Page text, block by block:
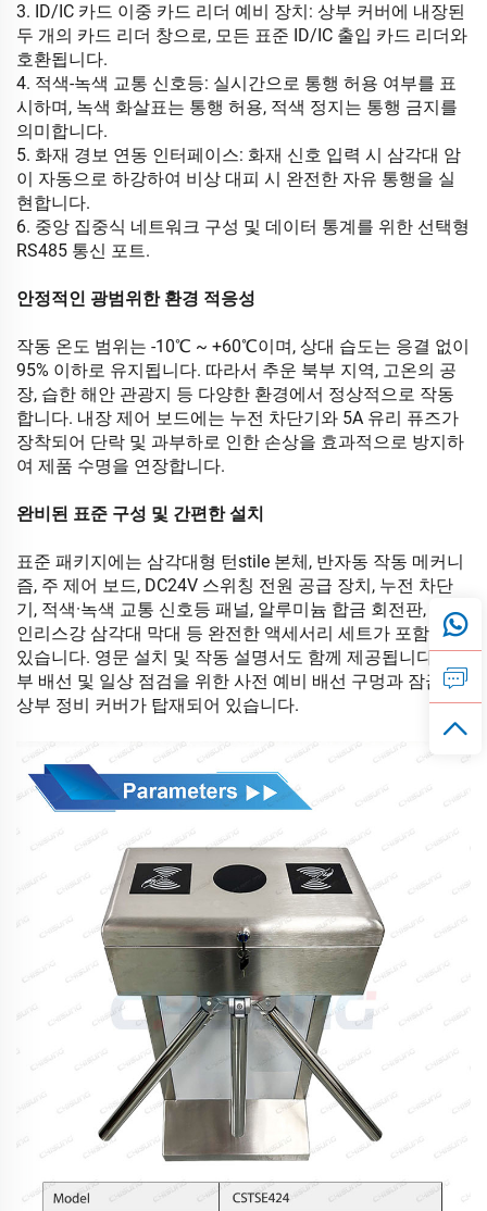
3. ID/IC 카드 이중 카드 리더 예비 장치: 상부 커버에 내장된
두 개의 카드 리더 창으로, 모든 표준 ID/IC 출입 카드 리더와
호환됩니다.
4. 적색-녹색 교통 신호등: 실시간으로 통행 허용 여부를 표
시하며, 녹색 화살표는 통행 허용, 적색 정지는 통행 금지를
의미합니다.
5. 화재 경보 연동 인터페이스: 화재 신호 입력 시 삼각대 암
이 자동으로 하강하여 비상 대피 시 완전한 자유 통행을 실
현합니다.
6. 중앙 집중식 네트워크 구성 및 데이터 통계를 위한 선택형
RS485 통신 포트.
안정적인 광범위한 환경 적응성
작동 온도 범위는 -10℃ ~ +60℃이며, 상대 습도는 응결 없이
95% 이하로 유지됩니다. 따라서 추운 북부 지역, 고온의 공
장, 습한 해안 관광지 등 다양한 환경에서 정상적으로 작동
합니다. 내장 제어 보드에는 누전 차단기와 5A 유리 퓨즈가
장착되어 단락 및 과부하로 인한 손상을 효과적으로 방지하
여 제품 수명을 연장합니다.
완비된 표준 구성 및 간편한 설치
표준 패키지에는 삼각대형 턴stile 본체, 반자동 작동 메커니
즘, 주 제어 보드, DC24V 스위칭 전원 공급 장치, 누전 차단
기, 적색·녹색 교통 신호등 패널, 알루미늄 합금 회전판, 스테
인리스강 삼각대 막대 등 완전한 액세서리 세트가 포함되어
있습니다. 영문 설치 및 작동 설명서도 함께 제공됩니다. 내
부 배선 및 일상 점검을 위한 사전 예비 배선 구멍과 잠금식
상부 정비 커버가 탑재되어 있습니다.